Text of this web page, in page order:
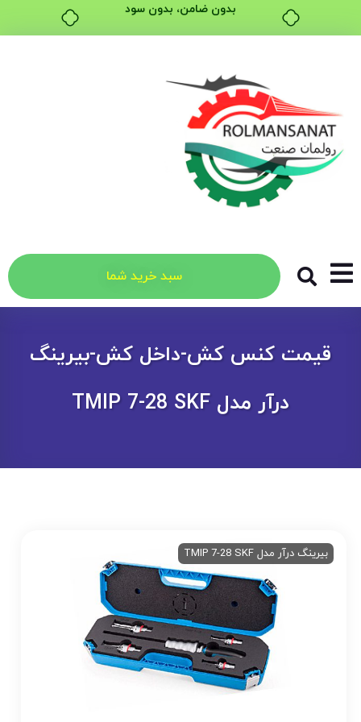
خرید قسطی با ترب‌پی
سبد خرید شما
قیمت کنس کش-داخل کش-بیرینگ
درآر مدل TMIP 7-28 SKF
بیرینگ درآر مدل TMIP 7-28 SKF